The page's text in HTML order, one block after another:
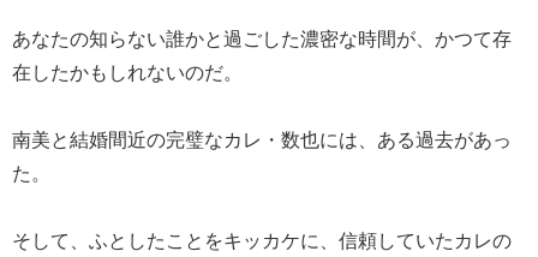
あなたの知らない誰かと過ごした濃密な時間が、かつて存
在したかもしれないのだ。
南美と結婚間近の完璧なカレ・数也には、ある過去があっ
た。
そして、ふとしたことをキッカケに、信頼していたカレの